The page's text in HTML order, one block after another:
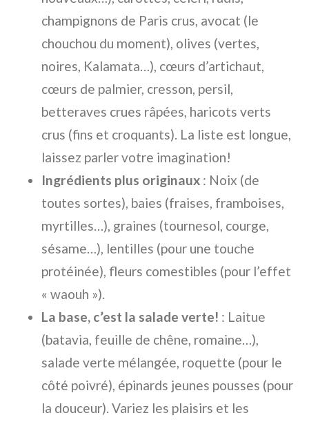
champignons de Paris crus, avocat (le
chouchou du moment), olives (vertes,
noires, Kalamata…), cœurs d’artichaut,
cœurs de palmier, cresson, persil,
betteraves crues râpées, haricots verts
crus (fins et croquants). La liste est longue,
laissez parler votre imagination!
Ingrédients plus originaux : Noix (de
toutes sortes), baies (fraises, framboises,
myrtilles…), graines (tournesol, courge,
sésame…), lentilles (pour une touche
protéinée), fleurs comestibles (pour l’effet
« waouh »).
La base, c’est la salade verte! : Laitue
(batavia, feuille de chêne, romaine…),
salade verte mélangée, roquette (pour le
côté poivré), épinards jeunes pousses (pour
la douceur). Variez les plaisirs et les